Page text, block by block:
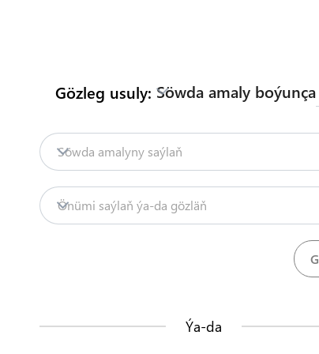
Söwdany
Mazmuny
Söwdany seljermek
Gözleg usuly: Söwda amaly boýunça
Söwda amalyny saýlaň
Önümi saýlaň ýa-da gözläň
Ýa-da
Harytlaryň gelip
Eksport Tekstil önümleri
Forma "A" görnüşli harytlaryň gelip